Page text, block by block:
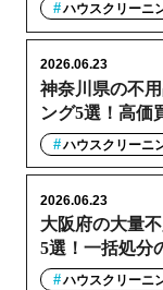
ハウスクリーニ
神奈川県の不
ング5選！高価
2026.06.23
ハウスクリーニ
大阪府の大量
5選！一括処分
2026.06.23
ハウスクリーニ